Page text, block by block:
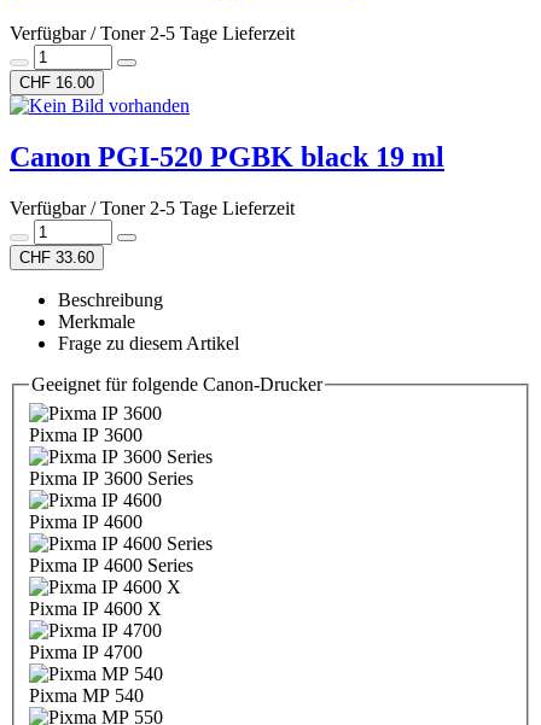
Verfügbar / Toner 2-5 Tage Lieferzeit
CHF 16.00
Canon PGI-520 PGBK black 19 ml
Verfügbar / Toner 2-5 Tage Lieferzeit
CHF 33.60
Beschreibung
Merkmale
Frage zu diesem Artikel
Geeignet für folgende Canon-Drucker
Pixma IP 3600
Pixma IP 3600 Series
Pixma IP 4600
Pixma IP 4600 Series
Pixma IP 4600 X
Pixma IP 4700
Pixma MP 540